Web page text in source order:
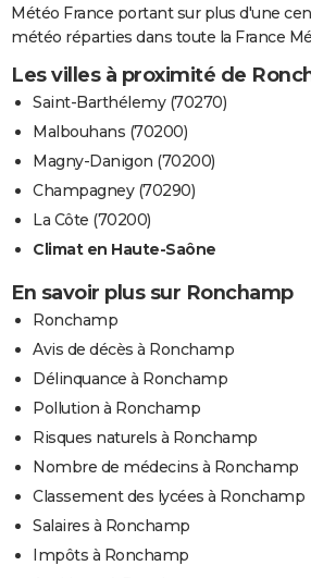
Météo France portant sur plus d'une
météo réparties dans toute la France
Les villes à proximité de
Saint-Barthélemy (70270)
Malbouhans (70200)
Magny-Danigon (70200)
Champagney (70290)
La Côte (70200)
Climat en Haute-Saône
En savoir plus sur Ronchamp
Ronchamp
Avis de décès à Ronchamp
Délinquance à Ronchamp
Pollution à Ronchamp
Risques naturels à Ronchamp
Nombre de médecins à Ronchamp
Classement des lycées à Ronchamp
Salaires à Ronchamp
Impôts à Ronchamp